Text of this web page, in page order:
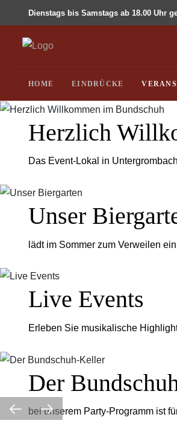
Dienstags bis Samstags ab 18.00 Uhr
HOME EINDRÜCKE
Herzlich
Das Event-Lokal in Untergrombach
Unser
lädt im Sommer zum Verweilen ein
Live Events
Erleben Sie musikalische
Der
bei unserem Party-Programm ist